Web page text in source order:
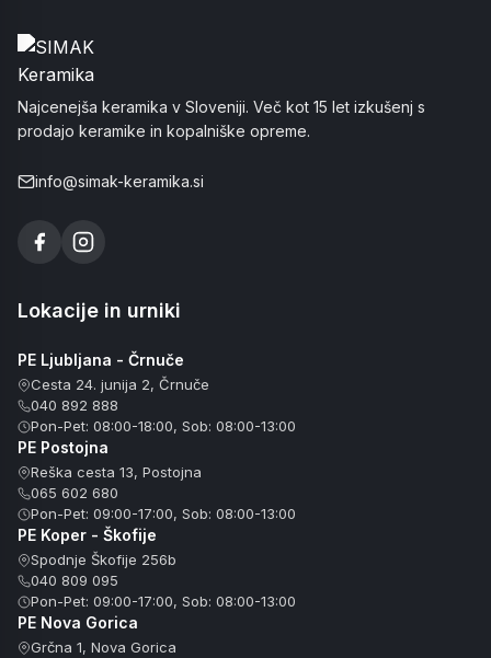
Najcenejša keramika v Sloveniji. Več kot 15 let izkušenj s
prodajo keramike in kopalniške opreme.
info@simak-keramika.si
Lokacije in urniki
PE Ljubljana - Črnuče
Cesta 24. junija 2, Črnuče
040 892 888
Pon-Pet: 08:00-18:00, Sob: 08:00-13:00
PE Postojna
Reška cesta 13, Postojna
065 602 680
Pon-Pet: 09:00-17:00, Sob: 08:00-13:00
PE Koper - Škofije
Spodnje Škofije 256b
040 809 095
Pon-Pet: 09:00-17:00, Sob: 08:00-13:00
PE Nova Gorica
Grčna 1, Nova Gorica